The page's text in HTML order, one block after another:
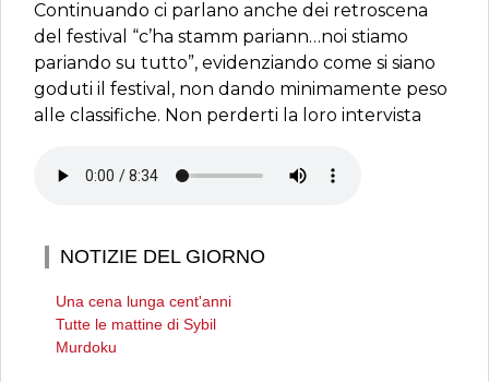
Continuando ci parlano anche dei retroscena
del festival “c’ha stamm pariann…noi stiamo
pariando su tutto”, evidenziando come si siano
goduti il festival, non dando minimamente peso
alle classifiche. Non perderti la loro intervista
NOTIZIE DEL GIORNO
Una cena lunga cent'anni
Tutte le mattine di Sybil
Murdoku